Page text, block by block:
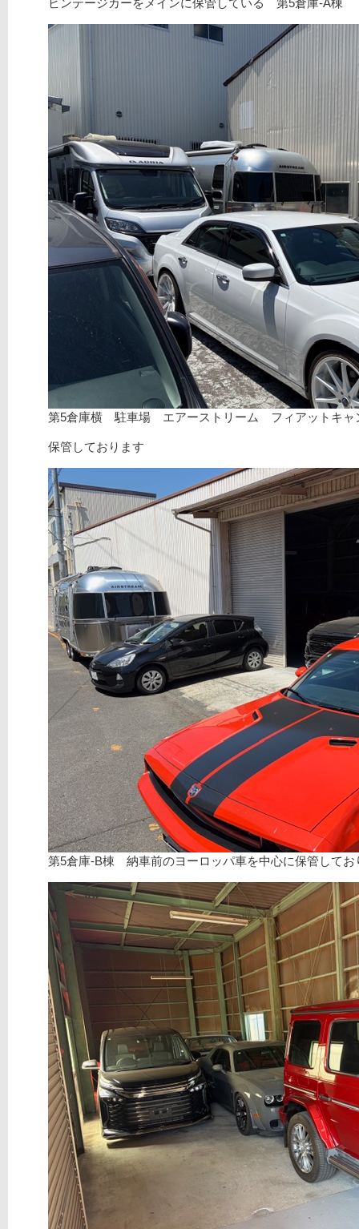
ビンテージカーをメインに保管している 第5倉庫-A棟
第5倉庫横 駐車場 エアーストリーム フィアットキャ
保管しております
第5倉庫-B棟 納車前のヨーロッパ車を中心に保管してお